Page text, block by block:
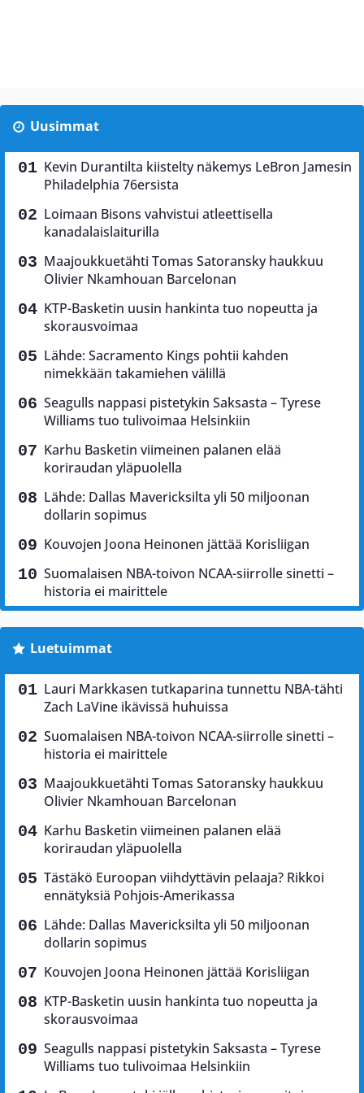
Uusimmat
Kevin Durantilta kiistelty näkemys LeBron Jamesin
Philadelphia 76ersista
Loimaan Bisons vahvistui atleettisella
kanadalaislaiturilla
Maajoukkuetähti Tomas Satoransky haukkuu
Olivier Nkamhouan Barcelonan
KTP-Basketin uusin hankinta tuo nopeutta ja
skorausvoimaa
Lähde: Sacramento Kings pohtii kahden
nimekkään takamiehen välillä
Seagulls nappasi pistetykin Saksasta – Tyrese
Williams tuo tulivoimaa Helsinkiin
Karhu Basketin viimeinen palanen elää
koriraudan yläpuolella
Lähde: Dallas Mavericksilta yli 50 miljoonan
dollarin sopimus
Kouvojen Joona Heinonen jättää Korisliigan
Suomalaisen NBA-toivon NCAA-siirrolle sinetti –
historia ei mairittele
Luetuimmat
Lauri Markkasen tutkaparina tunnettu NBA-tähti
Zach LaVine ikävissä huhuissa
Suomalaisen NBA-toivon NCAA-siirrolle sinetti –
historia ei mairittele
Maajoukkuetähti Tomas Satoransky haukkuu
Olivier Nkamhouan Barcelonan
Karhu Basketin viimeinen palanen elää
koriraudan yläpuolella
Tästäkö Euroopan viihdyttävin pelaaja? Rikkoi
ennätyksiä Pohjois-Amerikassa
Lähde: Dallas Mavericksilta yli 50 miljoonan
dollarin sopimus
Kouvojen Joona Heinonen jättää Korisliigan
KTP-Basketin uusin hankinta tuo nopeutta ja
skorausvoimaa
Seagulls nappasi pistetykin Saksasta – Tyrese
Williams tuo tulivoimaa Helsinkiin